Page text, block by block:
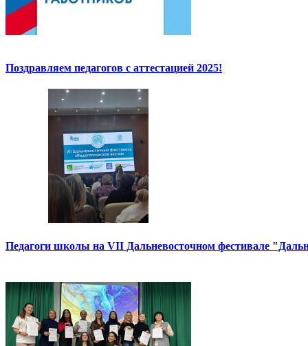
Поздравляем педагогов с аттестацией 2025!
Педагоги школы на VII Дальневосточном фестивале